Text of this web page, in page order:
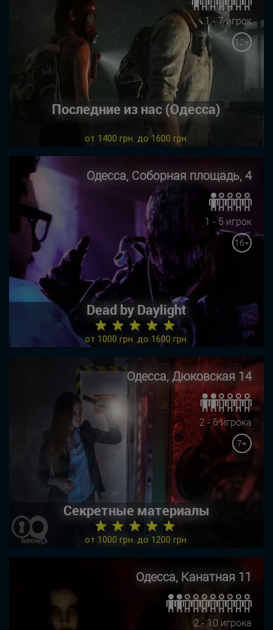
1 - 7 игрок
12+
Последние из нас (Одесса)
от 1400 грн. до 1600 грн.
Одесса, Соборная площадь, 4
1 - 5 игрок
16+
Dead by Daylight
★ ★ ★ ★ ★
от 1000 грн. до 1600 грн.
Одесса, Дюковская 14
2 - 6 игрока
7+
Секретные материалы
★ ★ ★ ★ ★
от 1000 грн. до 1200 грн.
Одесса, Канатная 11
2 - 10 игрока